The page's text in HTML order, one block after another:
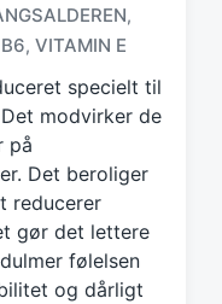
,
, VITAMIN E
specielt til
modvirker de
på
Det beroliger
reducerer
gør det lettere
følelsen
og dårligt